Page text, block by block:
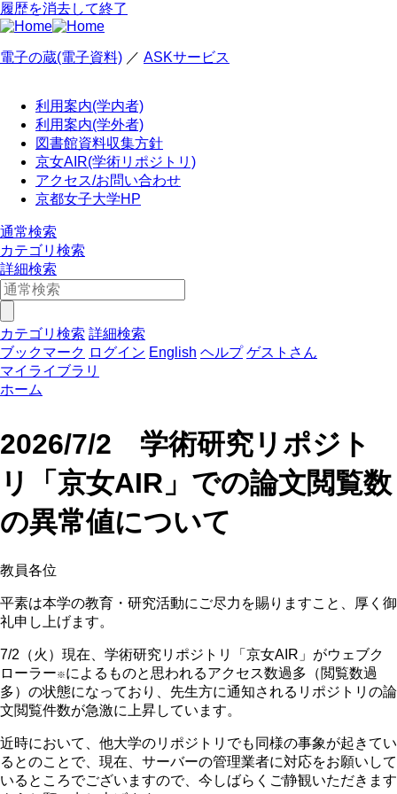
履歴を消去して終了
電子の蔵(電子資料) ／ ASKサービス
利用案内(学内者)
利用案内(学外者)
図書館資料収集方針
京女AIR(学術リポジトリ)
アクセス/お問い合わせ
京都女子大学HP
通常検索
カテゴリ検索
詳細検索
カテゴリ検索 詳細検索
ブックマーク ログイン English ヘルプ ゲストさん
マイライブラリ
ホーム
2026/7/2 学術研究リポジト
リ「京女AIR」での論文閲覧数
の異常値について
教員各位
平素は本学の教育・研究活動にご尽力を賜りますこと、厚く御
礼申し上げます。
7/2（火）現在、学術研究リポジトリ「京女AIR」がウェブク
ローラー※によるものと思われるアクセス数過多（閲覧数過
多）の状態になっており、先生方に通知されるリポジトリの論
文閲覧件数が急激に上昇しています。
近時において、他大学のリポジトリでも同様の事象が起きてい
るとのことで、現在、サーバーの管理業者に対応をお願いして
いるところでございますので、今しばらくご静観いただきます